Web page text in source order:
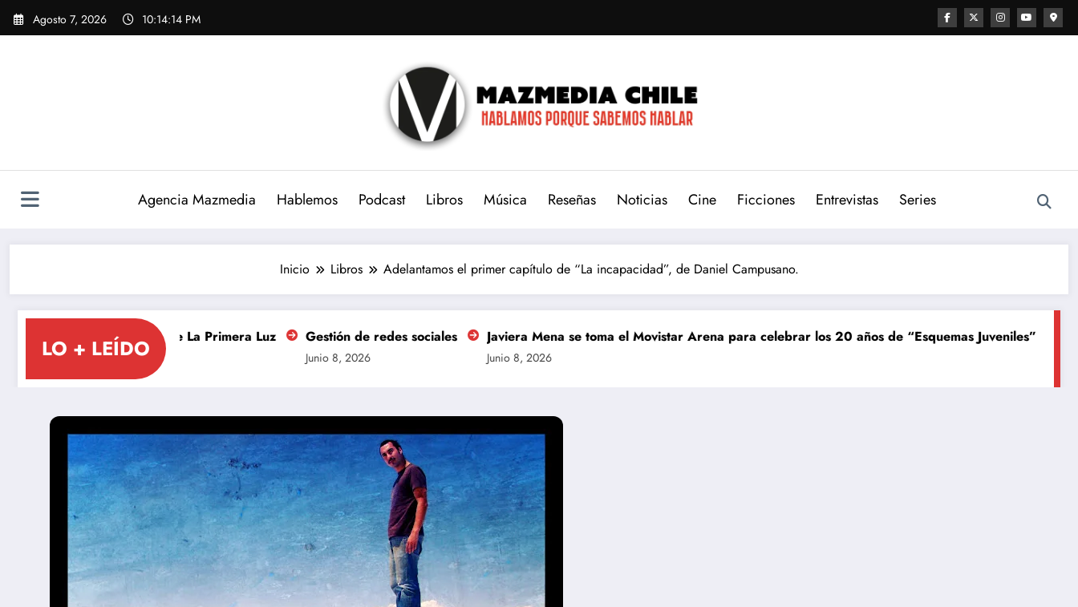
Saltar
Agosto 7, 2026 10:14:15 PM
Agencia Mazmedia Hablemos Podcast Libros Música Reseñas Noticias Cine Ficciones Entrevistas Series
Inicio Libros Adelantamos el primer capítulo de “La incapacidad”, de Daniel Campusano.
LO + LEÍDO
de La Primera Luz Gestión de redes sociales Javiera Mena se toma el Movistar Arena para celebrar los 20 años de “Esquemas Juveniles” ¡La música en